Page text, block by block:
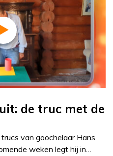
de truc met de
van goochelaar Hans
weken legt hij in…